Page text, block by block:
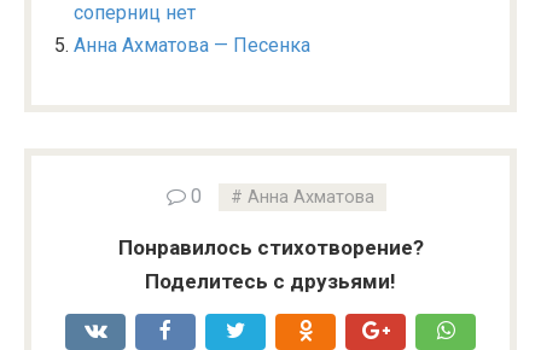
соперниц нет
Анна Ахматова — Песенка
0 Анна Ахматова
Понравилось стихотворение?
Поделитесь с друзьями!